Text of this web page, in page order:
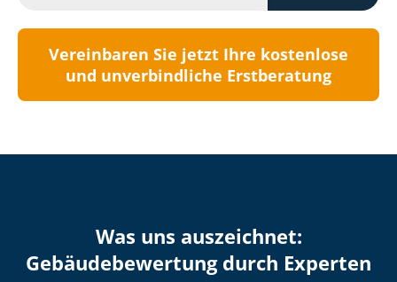
Vereinbaren Sie jetzt Ihre kostenlose
und unverbindliche Erstberatung
Was uns auszeichnet:
Ge­bäu­de­be­wer­tung durch Experten